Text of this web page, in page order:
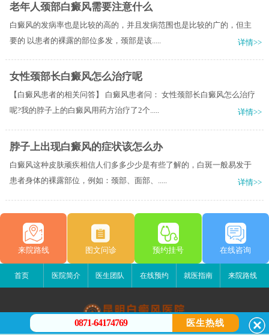
老年人颈部白癜风需要注意什么
白癜风的发病率也是比较的高的，并且发病范围也是比较的广的，但主
要的 以患者的裸露的部位多发，颈部是该.....
详情>>
女性颈部长白癜风怎么治疗呢
【白癜风患者的相关问答】 白癜风患者问： 女性颈部长白癜风怎么治疗
呢?我的脖子上的白癜风用药方治疗了2个.....
详情>>
脖子上出现白癜风的症状该怎么办
白癜风这种皮肤顽疾相信人们多多少少是有些了解的，白斑一般易发于
患者身体的裸露部位，例如：颈部、面部、.....
详情>>
来院路线 图文问诊 预约挂号 在线咨询
首页 医院简介 医生团队 在线预约 就医指南 来院路线
0871-64174769 医生热线